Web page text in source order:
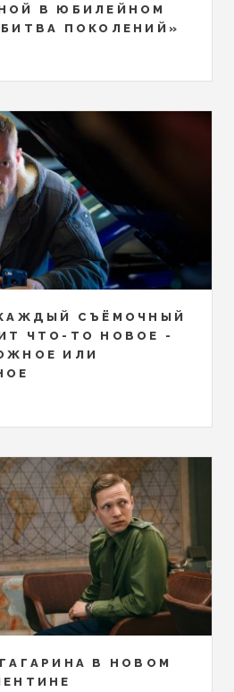
В ЮБИЛЕЙНОМ
ПОКОЛЕНИЙ»
СЪЁМОЧНЫЙ
ЧТО-ТО НОВОЕ -
ИЛИ
В НОВОМ